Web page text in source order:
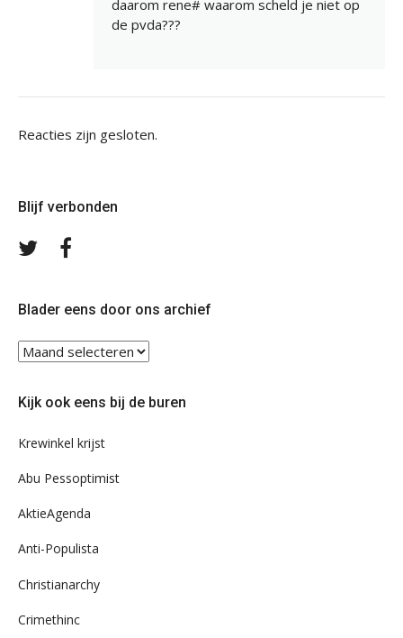
daarom rene# waarom scheld je niet op
de pvda???
Reacties zijn gesloten.
Blijf verbonden
Volg
Blader eens door ons archief
Blader
eens
ons
Kijk ook eens bij de buren
Krewinkel krijst
Abu Pessoptimist
AktieAgenda
Anti-Populista
Christianarchy
Crimethinc